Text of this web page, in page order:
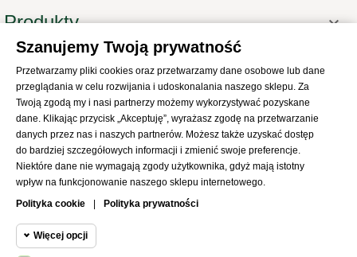
Produkty 
Informacje
Twoje konto 
Informacje o sklepie
Szanujemy Twoją prywatność
Przetwarzamy pliki cookies oraz przetwarzamy dane osobowe lub dane
przeglądania w celu rozwijania i udoskonalania naszego sklepu. Za
Twoją zgodą my i nasi partnerzy możemy wykorzystywać pozyskane
dane. Klikając przycisk „Akceptuję”, wyrażasz zgodę na przetwarzanie
danych przez nas i naszych partnerów. Możesz także uzyskać dostęp
do bardziej szczegółowych informacji i zmienić swoje preferencje.
Niektóre dane nie wymagają zgody użytkownika, gdyż mają istotny
wpływ na funkcjonowanie naszego sklepu internetowego.
Polityka cookie
Polityka prywatności
Więcej opcji
© 2021SKLEP AbrysAll Rights Reserved